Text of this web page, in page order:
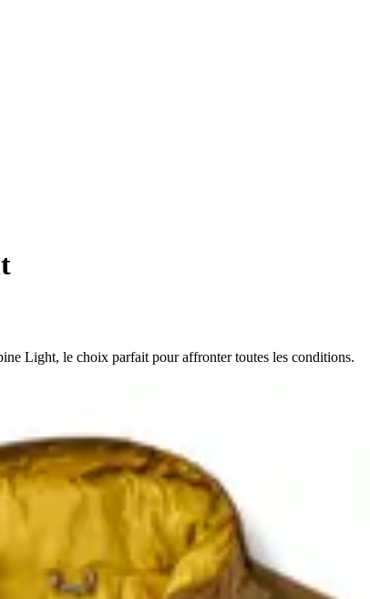
Light, le choix parfait pour affronter toutes les conditions.